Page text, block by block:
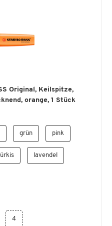
Original, Keilspitze,
orange, 1 Stück
grün pink
lavendel
4